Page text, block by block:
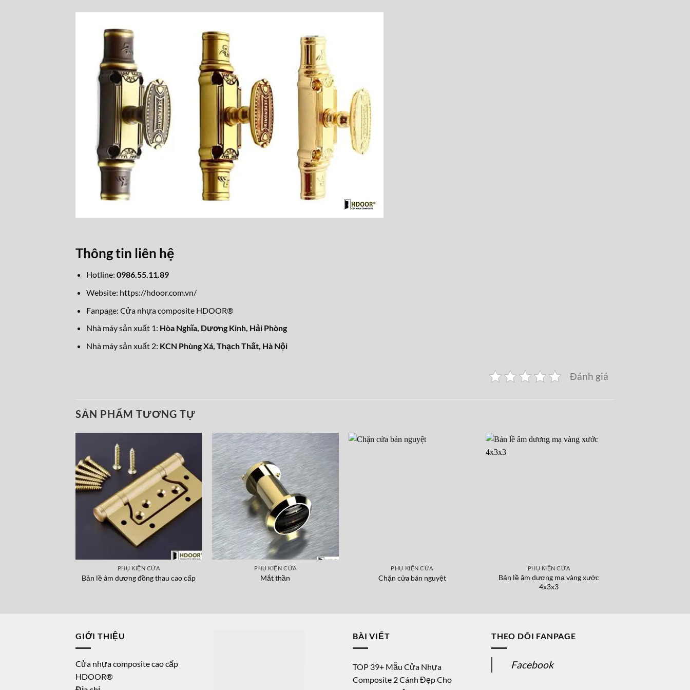
Thông tin liên hệ
Hotline: 0986.55.11.89
Website: https://hdoor.com.vn/
Fanpage: Cửa nhựa composite HDOOR®
Nhà máy sản xuất 1: Hòa Nghĩa, Dương Kinh, Hải Phòng
Nhà máy sản xuất 2: KCN Phùng Xá, Thạch Thất, Hà Nội
Đánh giá
SẢN PHẨM TƯƠNG TỰ
PHỤ KIỆN CỬA
Bản lề âm dương đồng thau cao cấp
PHỤ KIỆN CỬA
Mắt thần
PHỤ KIỆN CỬA
Chặn cửa bán nguyệt
PHỤ KIỆN CỬA
Bản lề âm dương mạ vàng xước
4x3x3
GIỚI THIỆU
Cửa nhựa composite cao cấp
HDOOR®
BÀI VIẾT
TOP 39+ Mẫu Cửa Nhựa
Composite 2 Cánh Đẹp Cho
THEO DÕI FANPAGE
Facebook